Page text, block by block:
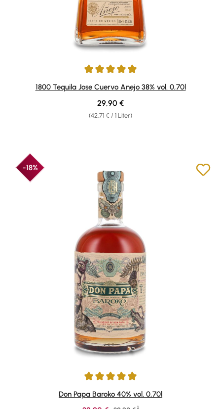
Durchschnittliche Bewertung von 4.89 von 5 Sternen
1800 Tequila Jose Cuervo Anejo 38% vol. 0,70l
(42,71 € / 1 Liter)
Regulärer Preis:
29,90 €
-18%
Durchschnittliche Bewertung von 4.88 von 5 Sternen
Don Papa Baroko 40% vol. 0,70l